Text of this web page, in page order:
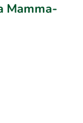
Mamma-